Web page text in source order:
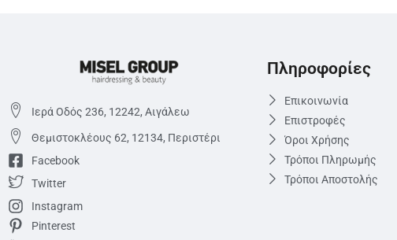
Ιερά Οδός 236, 12242, Αιγάλεω
Θεμιστoκλέους 62, 12134, Περιστέρι
Facebook
Twitter
Instagram
Pinterest
Πληροφορίες
Επικοινωνία
Επιστροφές
Όροι Χρήσης
Τρόποι Πληρωμής
Τρόποι Αποστολής